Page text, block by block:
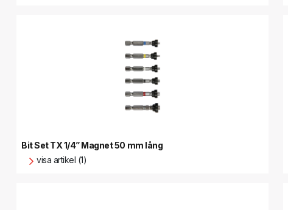
Bit Set TX 1/4” Magnet 50 mm lång
visa artikel (1)